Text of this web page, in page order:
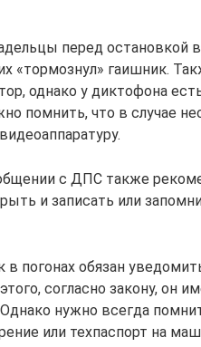
перед остановкой
«тормознул» гаишник.
однако у диктофона
помнить, что в случае
с ДПС также
и записать или
погонах обязан
согласно закону, он
нужно всегда
или техпаспорт на